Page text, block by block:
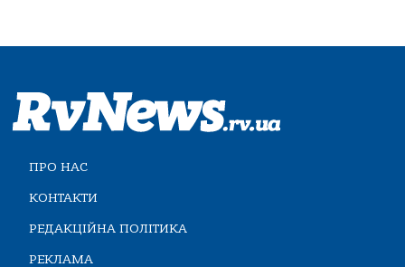
ПРО НАС
КОНТАКТИ
РЕДАКЦІЙНА ПОЛІТИКА
РЕКЛАМА